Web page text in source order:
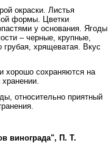
окраски. Листья
формы. Цветки
у основания. Ягоды
– черные, крупные,
хрящеватая. Вкус
хорошо сохраняются на
относительно приятный
винограда", П. Т.